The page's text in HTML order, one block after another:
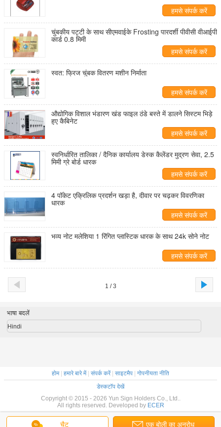
हमसे संपर्क करें
चुंबकीय पट्टी के साथ सीएमवाईके Frosting पारदर्शी पीवीसी वीआईपी
कार्ड 0.8 मिमी
हमसे संपर्क करें
स्वत: फ्रिज चुंबक वितरण मशीन निर्माता
हमसे संपर्क करें
औद्योगिक विशाल भंडारण खंड फाइल ठंडे बस्ते में डालने सिस्टम भिड़े
हुए कैबिनेट
हमसे संपर्क करें
स्वनिर्धारित तालिका / दैनिक कार्यालय डेस्क कैलेंडर मुद्रण सेवा, 2.5
मिमी ग्रे बोर्ड धारक
हमसे संपर्क करें
4 पॉकेट एक्रिलिक प्रदर्शन खड़ा है, दीवार पर चढ़कर विवरणिका
धारक
हमसे संपर्क करें
भव्य नोट मलेशिया 1 रिंगित प्लास्टिक धारक के साथ 24k सोने नोट
हमसे संपर्क करें
1 / 3
चैट एक बोली का अनुरोध
भाषा बदलें
Hindi
होम| हमारे बारे में| संपर्क करें| साइटमैप
गोपनीयता नीति
डेस्कटॉप देखें
Copyright © 2015 - 2026 Yun Sign Holders Co., Ltd..
All rights reserved. Developed by ECER